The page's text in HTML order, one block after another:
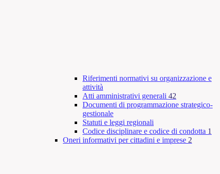
Riferimenti normativi su organizzazione e
attività
Atti amministrativi generali 42
Documenti di programmazione strategico-
gestionale
Statuti e leggi regionali
Codice disciplinare e codice di condotta 1
Oneri informativi per cittadini e imprese 2